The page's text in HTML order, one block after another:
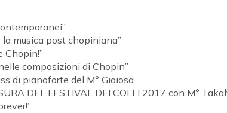
musica post chopiniana”
Chopin!”
composizioni di Chopin”
di pianoforte del M° Gioiosa
DEL FESTIVAL DEI COLLI 2017 con M°